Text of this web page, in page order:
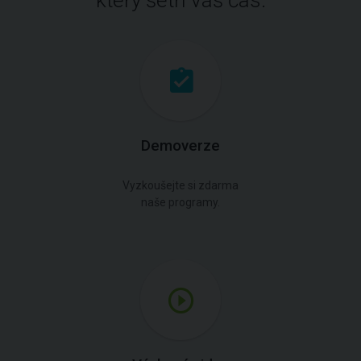
Demoverze
Vyzkoušejte si zdarma
naše programy.